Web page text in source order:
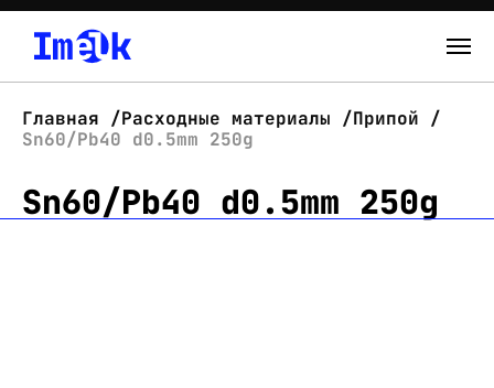
О нас
Новости
Главная Расходные материалы
Припой
Sn60/Pb40 d0.5mm 250g
Sn60/Pb40 d0.5mm 250g